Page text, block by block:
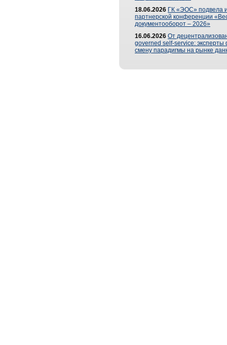
18.06.2026 ГК «ЭОС» подвела
партнерской конференции
документооборот – 2026»
16.06.2026 От
governed self-service: эксперты
смену парадигмы на рынке